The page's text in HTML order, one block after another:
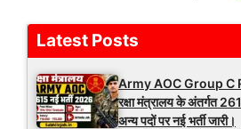
Latest Posts
Army AOC Group
रक्षा मंत्रालय के अंतर्गत
अन्य पदों पर नई भर्ती जारी।